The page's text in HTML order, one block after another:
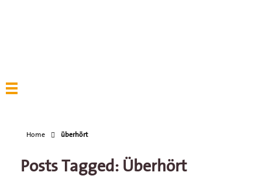
Home überhört
Posts Tagged: Überhört